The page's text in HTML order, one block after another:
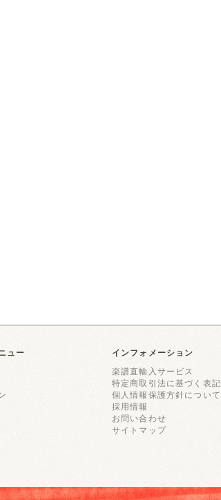
ュー インフォメーション
楽譜直輸入サービス
特定商取引法に基づく表記
個人情報保護方針について
採用情報
お問い合わせ
サイトマップ